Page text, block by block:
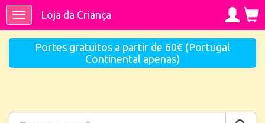
ToggleLoja da Criança
Portes gratuitos a partir de 60€ (Portugal
Continental apenas)